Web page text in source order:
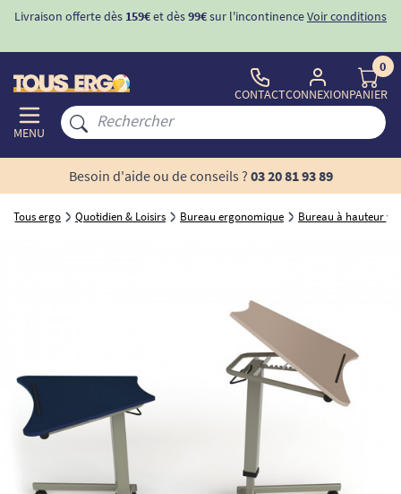
Livraison offerte dès 159€et dès99€sur l'incontinenceVoir conditions
MENU
CONTACTCONNEXION
0
PANIER
Besoin d'aide ou de conseils ? 03 20 81 93 89
Tous ergo Quotidien & Loisirs Bureau ergonomique Bureau à hauteur